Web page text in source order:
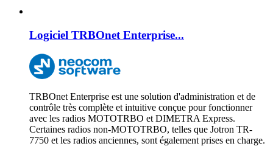
Logiciel TRBOnet Enterprise...
TRBOnet Enterprise est une solution d'administration et de
contrôle très complète et intuitive conçue pour fonctionner
avec les radios MOTOTRBO et DIMETRA Express.
Certaines radios non-MOTOTRBO, telles que Jotron TR-
7750 et les radios anciennes, sont également prises en charge.